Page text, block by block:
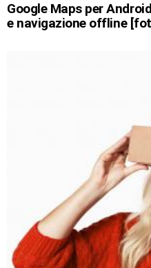
Google Maps per
e navigazione offline